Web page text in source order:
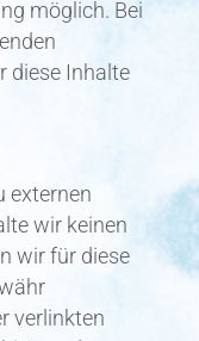
möglich. Bei
diese Inhalte
externen
wir keinen
wir für diese
verlinkten